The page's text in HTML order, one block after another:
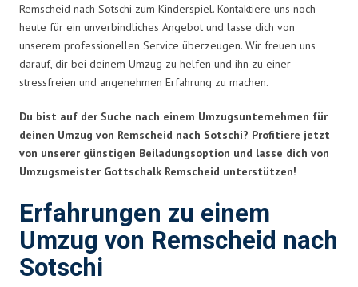
Remscheid nach Sotschi zum Kinderspiel. Kontaktiere uns noch
heute für ein unverbindliches Angebot und lasse dich von
unserem professionellen Service überzeugen. Wir freuen uns
darauf, dir bei deinem Umzug zu helfen und ihn zu einer
stressfreien und angenehmen Erfahrung zu machen.
Du bist auf der Suche nach einem Umzugsunternehmen für
deinen Umzug von Remscheid nach Sotschi? Profitiere jetzt
von unserer günstigen Beiladungsoption und lasse dich von
Umzugsmeister Gottschalk Remscheid unterstützen!
Erfahrungen zu einem
Umzug von Remscheid nach
Sotschi